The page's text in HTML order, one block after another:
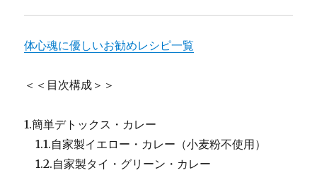
ほ
け
に
体心魂に優しいお勧めレシピ一覧
＜＜目次構成＞＞
1.簡単デトックス・カレー
1.1.自家製イエロー・カレー（小麦粉不使用）
1.2.自家製タイ・グリーン・カレー